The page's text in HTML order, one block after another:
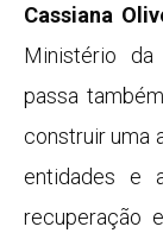
Cassiana
Ministério
passa
construir uma
entidades e
recuperação